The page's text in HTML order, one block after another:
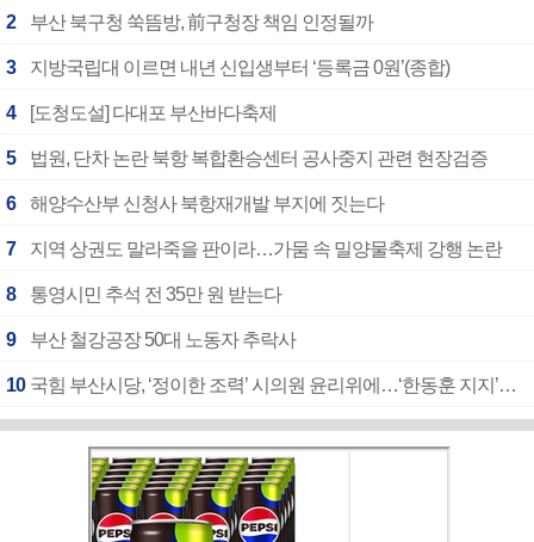
2 부산 북구청 쑥뜸방, 前구청장 책임 인정될까
3 지방국립대 이르면 내년 신입생부터 ‘등록금 0원’(종합)
4 [도청도설] 다대포 부산바다축제
5 법원, 단차 논란 북항 복합환승센터 공사중지 관련 현장검증
6 해양수산부 신청사 북항재개발 부지에 짓는다
7 지역 상권도 말라죽을 판이라…가뭄 속 밀양물축제 강행 논란
8 통영시민 추석 전 35만 원 받는다
9 부산 철강공장 50대 노동자 추락사
10 국힘 부산시당, ‘정이한 조력’ 시의원 윤리위에…‘한동훈 지지’도 신고접수